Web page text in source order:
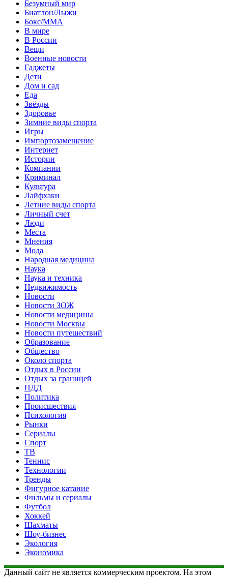
Безумный мир
Биатлон/Лыжи
Бокс/MMA
В мире
В России
Вещи
Военные новости
Гаджеты
Дети
Дом и сад
Еда
Звёзды
Здоровье
Зимние виды спорта
Игры
Импортозамещение
Интернет
Истории
Компании
Криминал
Культура
Лайфхаки
Летние виды спорта
Личный счет
Люди
Места
Мнения
Мода
Народная медицина
Наука
Наука и техника
Недвижимость
Новости
Новости ЗОЖ
Новости медицины
Новости Москвы
Новости путешествий
Образование
Общество
Около спорта
Отдых в России
Отдых за границей
ПДД
Политика
Происшествия
Психология
Рынки
Сериалы
Спорт
ТВ
Теннис
Технологии
Тренды
Фигурное катание
Фильмы и сериалы
Футбол
Хоккей
Шахматы
Шоу-бизнес
Экология
Экономика
Данный сайт не является коммерческим проектом. На этом